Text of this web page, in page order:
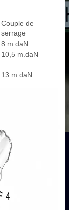
Couple de
serrage
8 m.daN
10,5 m.daN
13 m.daN